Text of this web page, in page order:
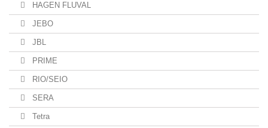
HAGEN FLUVAL
JEBO
JBL
PRIME
RIO/SEIO
SERA
Tetra